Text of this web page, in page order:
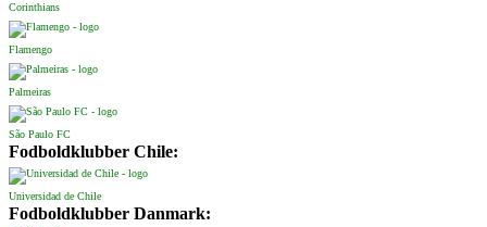
Corinthians
Flamengo
Palmeiras
São Paulo FC
Fodboldklubber Chile:
Universidad de Chile
Fodboldklubber Danmark: